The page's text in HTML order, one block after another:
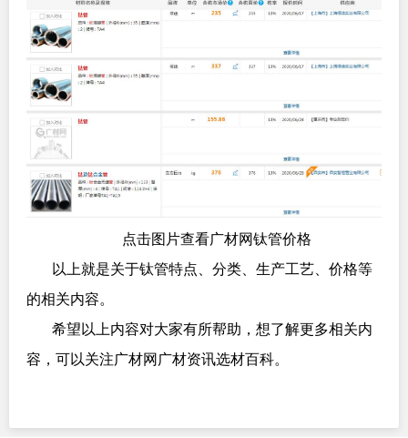
点击图片查看广材网钛管价格
以上就是关于钛管特点、分类、生产工艺、价格等
的相关内容。
希望以上内容对大家有所帮助，想了解更多相关内
容，可以关注广材网广材资讯选材百科。